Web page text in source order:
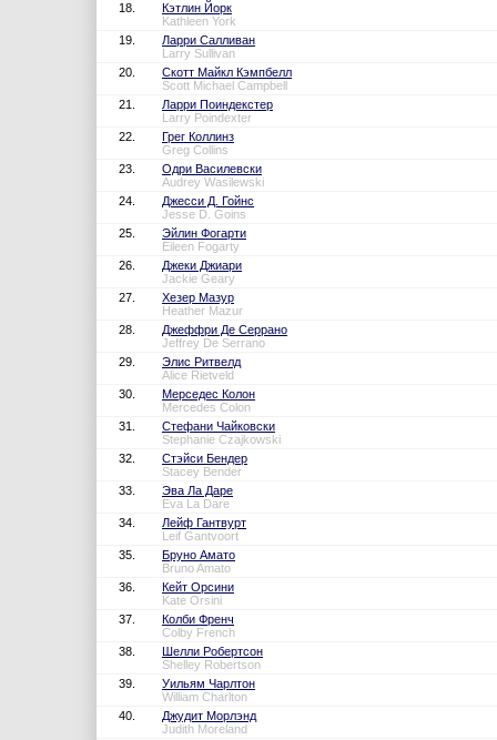
18.
Кэтлин Йорк
Kathleen York
19.
Ларри Салливан
Larry Sullivan
20.
Скотт Майкл Кэмпбелл
Scott Michael Campbell
21.
Ларри Поиндекстер
Larry Poindexter
22.
Грег Коллинз
Greg Collins
23.
Одри Василевски
Audrey Wasilewski
24.
Джесси Д. Гойнс
Jesse D. Goins
25.
Эйлин Фогарти
Eileen Fogarty
26.
Джеки Джиари
Jackie Geary
27.
Хезер Мазур
Heather Mazur
28.
Джеффри Де Серрано
Jeffrey De Serrano
29.
Элис Ритвелд
Alice Rietveld
30.
Мерседес Колон
Mercedes Colon
31.
Стефани Чайковски
Stephanie Czajkowski
32.
Стэйси Бендер
Stacey Bender
33.
Эва Ла Даре
Eva La Dare
34.
Лейф Гантвурт
Leif Gantvoort
35.
Бруно Амато
Bruno Amato
36.
Кейт Орсини
Kate Orsini
37.
Колби Френч
Colby French
38.
Шелли Робертсон
Shelley Robertson
39.
Уильям Чарлтон
William Charlton
40.
Джудит Морлэнд
Judith Moreland